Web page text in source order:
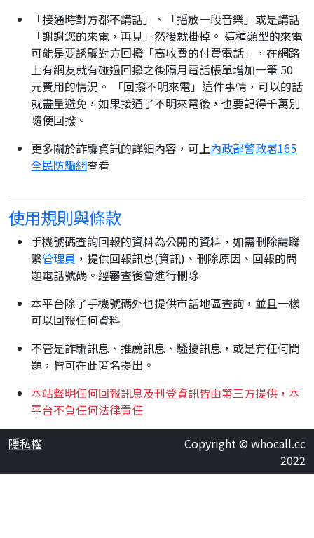
「接通時對方都不講話」、「播放一段音樂」或是講話
「謝謝您的來電，再見」然後就掛掉。 這種類型的來電
可能是要誘騙對方回撥「高收費的付費電話」，在網路
上有網友就有碰過回撥之後隔月電話帳單增加一筆 50
元費用的情況。 「回撥不明來電」這件事情，可以的話
就盡量避免，如果接通了不明來電後，也要記得千萬別
隨便回撥。
更多關於詐騙資訊的詳細內容，可上內政部警政署165
全民防騙網查看
使用規則與條款
手機號碼查詢回報的資料為公開的資料，如需刪除請聯
繫管理員 ，提供回報訊息(資訊)、刪除原因、回報的問
題電話號碼。經審查後會進行刪除
本平台除了手機號碼外也提供市話地區查詢，並且一樣
可以回報任何資料
不管是詐騙訊息、推薦訊息、騷擾訊息，或是有任何問
題，皆可在此匿名提出。
本站聲明任何回報訊息及刊登資訊皆由第三方提供，本
平台不負任何法律責任
隱私權
Copyright © whocall.cc
2022